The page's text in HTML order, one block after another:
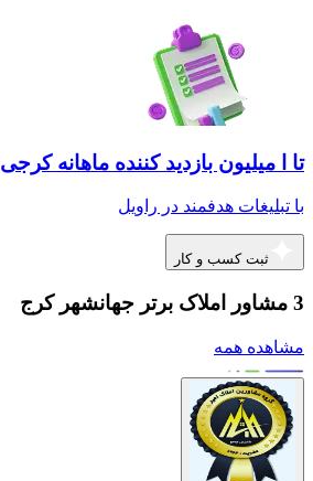
تا ا میلیون بازدید کننده ماهانه کرجی
با تبلیغات هدفمند در راویل
ثبت کسب و کار
3 مشاور املاک برتر جهانشهر کرج
مشاهده همه